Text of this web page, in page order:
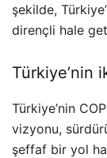
şekilde,
dirençli hale
Türkiye’nin
Türkiye’nin
vizyonu,
şeffaf bir yol